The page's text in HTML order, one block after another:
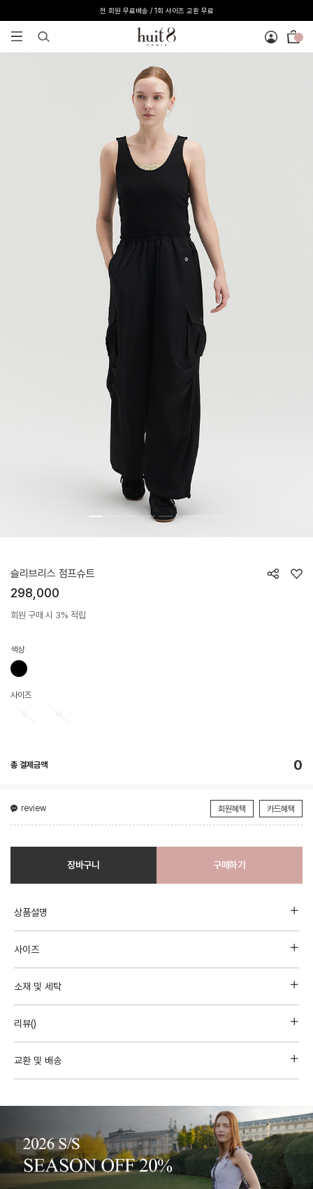
[온라인 익스클루시브] 온라인 회원 단독 40%
슬리브리스 점프슈트
298,000
회원 구매 시 3% 적립
색상
사이즈
총 결제금액 0
review 회원혜택 카드혜택
장바구니 구매하기
상품설명
사이즈
소재 및 세탁
리뷰()
교환 및 배송